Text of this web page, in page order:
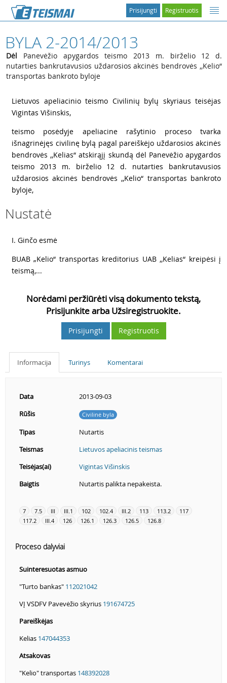
Registruotis
Prisijungti
BYLA 2-2014/2013
Dėl Panevėžio apygardos teismo 2013 m. birželio 12 d.
nutarties bankrutavusios uždarosios akcinės bendrovės ,,Kelio“
transportas bankroto byloje
Lietuvos apeliacinio teismo Civilinių bylų skyriaus teisėjas
Vigintas Višinskis,
teismo posėdyje apeliacine rašytinio proceso tvarka
išnagrinėjęs civilinę bylą pagal pareiškėjo uždarosios akcinės
bendrovės ,,Kelias“ atskirąjį skundą dėl Panevėžio apygardos
teismo 2013 m. birželio 12 d. nutarties bankrutavusios
uždarosios akcinės bendrovės ,,Kelio“ transportas bankroto
byloje,
Nustatė
I. Ginčo esmė
BUAB „Kelio“ transportas kreditorius UAB ,,Kelias“ kreipėsi į
teismą,...
Norėdami peržiūrėti visą dokumento tekstą,
Prisijunkite arba Užsiregistruokite.
Prisijungti Registruotis
Informacija Turinys Komentarai
Data
2013-09-03
Rūšis
Civilinė byla
Tipas
Nutartis
Teismas
Lietuvos apeliacinis teismas
Teisėjas(ai)
Vigintas Višinskis
Baigtis
Nutartis palikta nepakeista.
7 7.5 III III.1 102 102.4 III.2 113 113.2
117
117.2
III.4 126 126.1 126.3 126.5 126.8
Proceso dalyviai
Suinteresuotas asmuo
"Turto bankas" 112021042
VĮ VSDFV Pavevėžio skyrius 191674725
Pareiškėjas
Kelias 147044353
Atsakovas
"Kelio" transportas 148392028